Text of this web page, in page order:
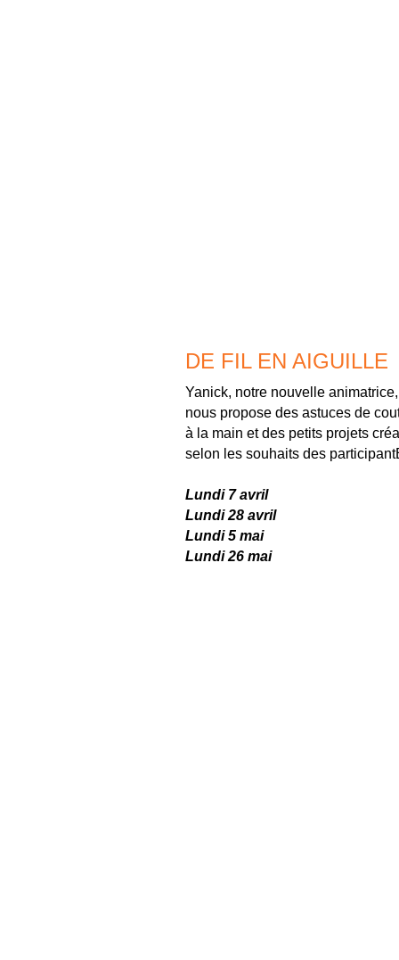
DE FIL EN AIGUILLE
Yanick, notre nouvelle animatrice,
nous propose des astuces de
à la main et des petits projets
selon les souhaits des
Lundi 7 avril
Lundi28 avril
Lundi5 mai
Lundi26 mai